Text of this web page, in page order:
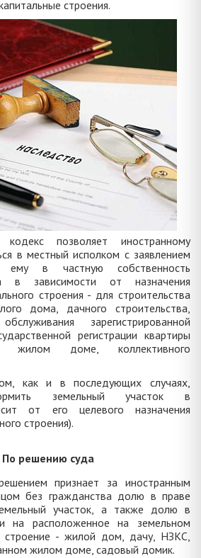
строения.
позволяет иностранному
в местный исполком с заявлением
ему в частную собственность
в зависимости от назначения
строения - для строительства
дома, дачного строительства,
зарегистрированной
регистрации квартиры
жилом доме, коллективного
как и в последующих случаях,
земельный участок в
от его целевого назначения
строения).
По решению суда
признает за иностранным
без гражданства долю в праве
участок, а также долю в
на расположенное на земельном
строение - жилой дом, дачу, НЗКС,
жилом доме, садовый домик.